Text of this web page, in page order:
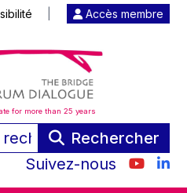
Accès membre
for more than 25 years
Rechercher
Suivez-nous